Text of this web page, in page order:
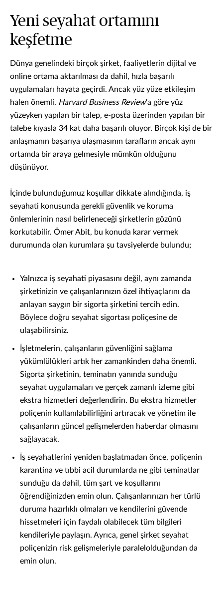
Yeni seyahat ortamını
keşfetme
Dünya genelindeki birçok şirket, faaliyetlerin dijital ve
online ortama aktarılması da dahil, hızla başarılı
uygulamaları hayata geçirdi. Ancak yüz yüze etkileşim
halen önemli. Harvard Business Review'a göre yüz
yüzeyken yapılan bir talep, e-posta üzerinden yapılan bir
talebe kıyasla 34 kat daha başarılı oluyor. Birçok kişi de bir
anlaşmanın başarıya ulaşmasının tarafların ancak aynı
ortamda bir araya gelmesiyle mümkün olduğunu
düşünüyor.
İçinde bulunduğumuz koşullar dikkate alındığında, iş
seyahati konusunda gerekli güvenlik ve koruma
önlemlerinin nasıl belirleneceği şirketlerin gözünü
korkutabilir. Ömer Abit, bu konuda karar vermek
durumunda olan kurumlara şu tavsiyelerde bulundu;
Yalnızca iş seyahati piyasasını değil, aynı zamanda
şirketinizin ve çalışanlarınızın özel ihtiyaçlarını da
anlayan saygın bir sigorta şirketini tercih edin.
Böylece doğru seyahat sigortası poliçesine de
ulaşabilirsiniz.
İşletmelerin, çalışanların güvenliğini sağlama
yükümlülükleri artık her zamankinden daha önemli.
Sigorta şirketinin, teminatın yanında sunduğu
seyahat uygulamaları ve gerçek zamanlı izleme gibi
ekstra hizmetleri değerlendirin. Bu ekstra hizmetler
poliçenin kullanılabilirliğini artıracak ve yönetim ile
çalışanların güncel gelişmelerden haberdar olmasını
sağlayacak.
İş seyahatlerini yeniden başlatmadan önce, poliçenin
karantina ve tıbbi acil durumlarda ne gibi teminatlar
sunduğu da dahil, tüm şart ve koşullarını
öğrendiğinizden emin olun. Çalışanlarınızın her türlü
duruma hazırlıklı olmaları ve kendilerini güvende
hissetmeleri için faydalı olabilecek tüm bilgileri
kendileriyle paylaşın. Ayrıca, genel şirket seyahat
poliçenizin risk gelişmeleriyle paralelolduğundan da
emin olun.